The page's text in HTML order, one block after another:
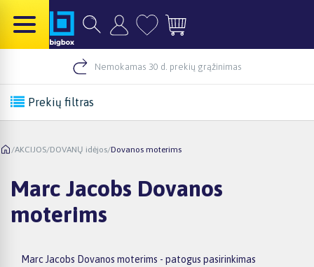
Nemokamas 30 d. prekių grąžinimas
Prekių filtras
/AKCIJOS/DOVANŲ idėjos/Dovanos moterims
Marc Jacobs Dovanos
moterims
Marc Jacobs Dovanos moterims - patogus pasirinkimas